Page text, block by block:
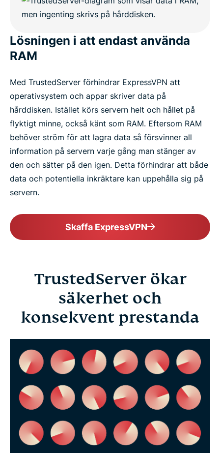
Lösningen i att endast använda
RAM
Med TrustedServer förhindrar ExpressVPN att
operativsystem och appar skriver data på
hårddisken. Istället körs servern helt och hållet på
flyktigt minne, också känt som RAM. Eftersom RAM
behöver ström för att lagra data så försvinner all
information på servern varje gång man stänger av
den och sätter på den igen. Detta förhindrar att både
data och potentiella inkräktare kan uppehålla sig på
servern.
Skaffa ExpressVPN
TrustedServer ökar
säkerhet och
konsekvent prestanda